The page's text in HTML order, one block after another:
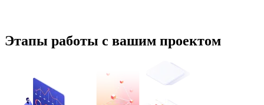
Этапы работы с вашим проектом